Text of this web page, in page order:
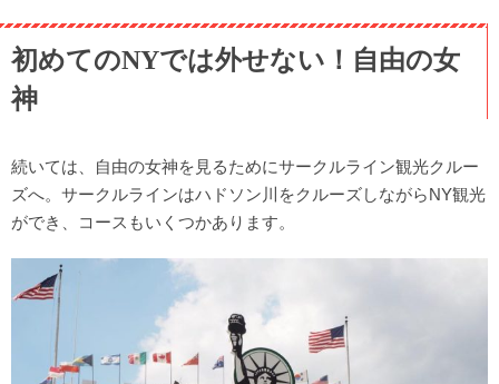
初めてのNYでは外せない！自由の女
神
続いては、自由の女神を見るためにサークルライン観光クルー
ズへ。サークルラインはハドソン川をクルーズしながらNY観光
ができ、コースもいくつかあります。